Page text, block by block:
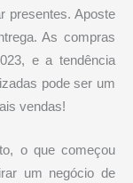
presentes. Aposte
As compras
e a tendência
pode ser um
vendas!
o que começou
um negócio de